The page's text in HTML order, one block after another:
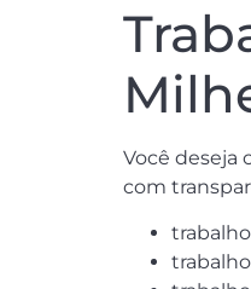
Você deseja
com